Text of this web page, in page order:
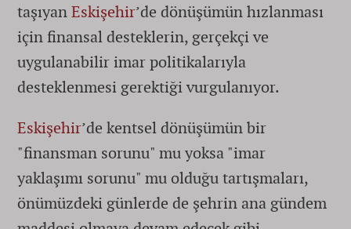
taşıyanEskişehir’de dönüşümün hızlanması
için finansal desteklerin, gerçekçi ve
uygulanabilir imar politikalarıyla
desteklenmesi gerektiği vurgulanıyor.
Eskişehir’de kentsel dönüşümün bir
"finansman sorunu" mu yoksa "imar
yaklaşımı sorunu" mu olduğu tartışmaları,
önümüzdeki günlerde de şehrin ana gündem